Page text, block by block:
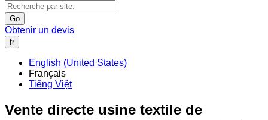
Go
Obtenir un devis
fr
English (United States)
Français
Tiếng Việt
Vente directe usine textile de